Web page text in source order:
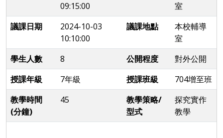
09:15:00
室
議課日期
2024-10-03
10:10:00
議課地點
本校輔導
室
學生人數
8 公開程度
對外公開
授課年級
7年級 授課班級
704增至班
教學時間
(分鐘)
45
教學策略/
型式
探究實作
教學